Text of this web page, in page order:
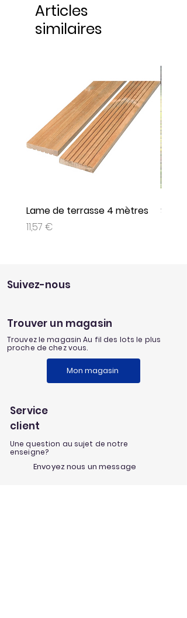
pour laisser libre cours à votre
créativité.
Articles
similaires
Lame de terrasse 4 mètres
Prix
11,57 €
Set
Suivez-nous
Trouver un magasin
Trouvez le magasin Au fil des lots le plus
proche de chez vous.
Mon magasin
Service
client
Une question au sujet de notre
enseigne?
Envoyez nous un message